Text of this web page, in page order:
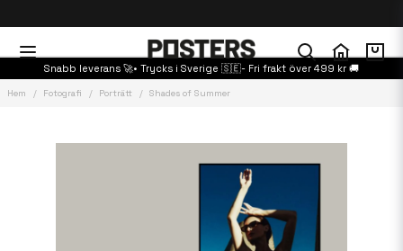
Snabb leverans 🚀• Trycks i Sverige 🇸🇪- Fri frakt över 499 kr 🚚
Hem Fotografi Porträtt Shades of Summer